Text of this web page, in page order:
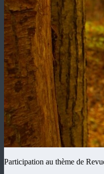
Participation au thème de